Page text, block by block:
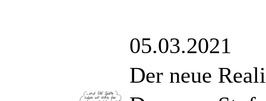
05.03.2021
Der neue